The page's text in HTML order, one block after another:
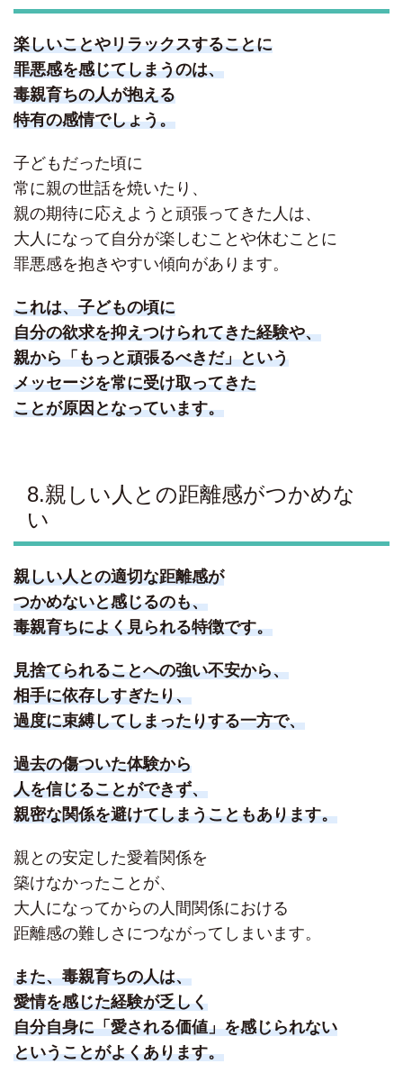
楽しいことやリラックスすることに
罪悪感を感じてしまうのは、
毒親育ちの人が抱える
特有の感情でしょう。
子どもだった頃に
常に親の世話を焼いたり、
親の期待に応えようと頑張ってきた人は、
大人になって自分が楽しむことや休むことに
罪悪感を抱きやすい傾向があります。
これは、子どもの頃に
自分の欲求を抑えつけられてきた経験や、
親から「もっと頑張るべきだ」という
メッセージを常に受け取ってきた
ことが原因となっています。
8.親しい人との距離感がつかめな
い
親しい人との適切な距離感が
つかめないと感じるのも、
毒親育ちによく見られる特徴です。
見捨てられることへの強い不安から、
相手に依存しすぎたり、
過度に束縛してしまったりする一方で、
過去の傷ついた体験から
人を信じることができず、
親密な関係を避けてしまうこともあります。
親との安定した愛着関係を
築けなかったことが、
大人になってからの人間関係における
距離感の難しさにつながってしまいます。
また、毒親育ちの人は、
愛情を感じた経験が乏しく
自分自身に「愛される価値」を感じられない
ということがよくあります。